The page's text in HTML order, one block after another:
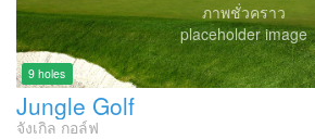
ภาพชั่วคราว
placeholder image
9 holes
Jungle Golf
จังเกิล กอล์ฟ